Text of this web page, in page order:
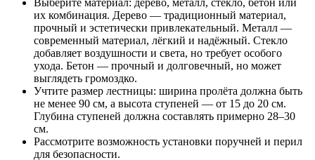
Выберите материал: дерево, металл, стекло, бетон или
их комбинация. Дерево — традиционный материал,
прочный и эстетически привлекательный. Металл —
современный материал, лёгкий и надёжный. Стекло
добавляет воздушности и света, но требует особого
ухода. Бетон — прочный и долговечный, но может
выглядеть громоздко.
Учтите размер лестницы: ширина пролёта должна быть
не менее 90 см, а высота ступеней — от 15 до 20 см.
Глубина ступеней должна составлять примерно 28–30
см.
Рассмотрите возможность установки поручней и перил
для безопасности.